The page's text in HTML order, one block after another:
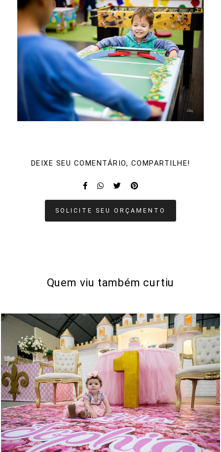
DEIXE SEU COMENTÁRIO, COMPARTILHE!
SOLICITE SEU ORÇAMENTO
Quem viu também curtiu
1409 247